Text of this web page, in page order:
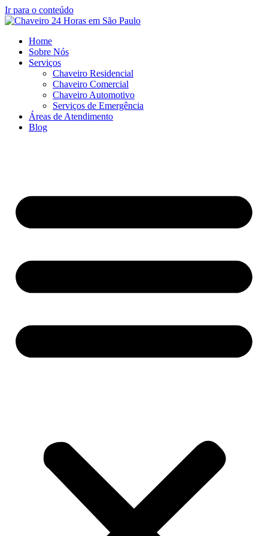
Ir para o conteúdo
Home
Sobre Nós
Serviços
Chaveiro Residencial
Chaveiro Comercial
Chaveiro Automotivo
Serviços de Emergência
Áreas de Atendimento
Blog